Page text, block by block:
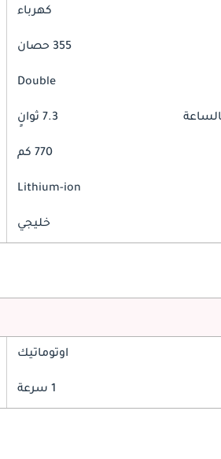
كهرباء
355 حصان
Double
7.3 ثوانٍ
770 كم
Lithium-ion
خليجي
اوتوماتيك
1 سرعة